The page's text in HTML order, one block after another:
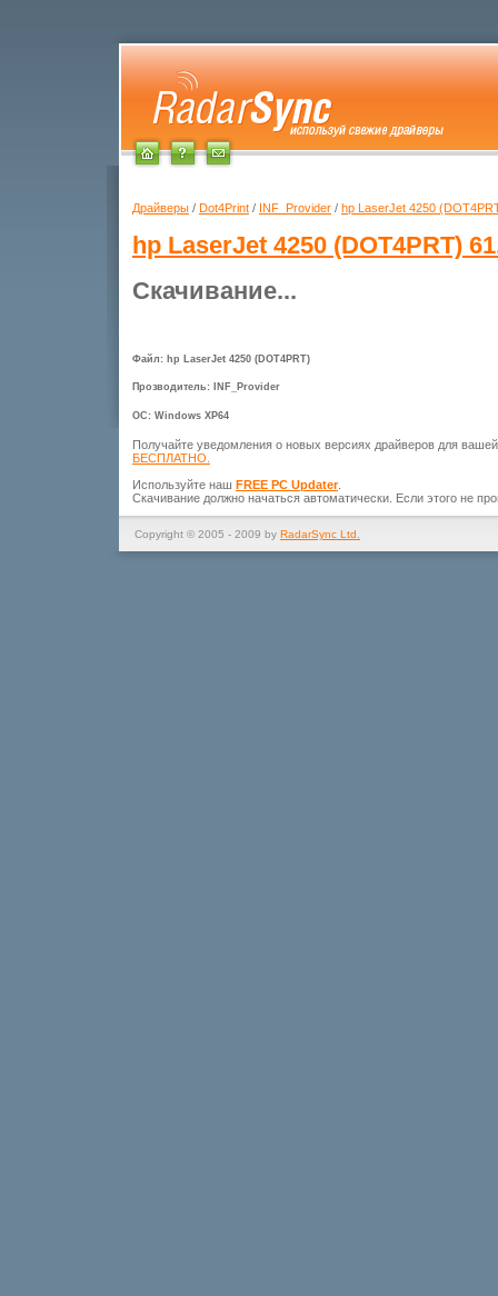
Драйверы / Dot4Print / INF_Provider / hp LaserJet 4250
hp LaserJet 4250 (DOT4PRT)
Скачивание...
Файл: hp LaserJet 4250 (DOT4PRT)
Прозводитель: INF_Provider
ОС: Windows XP64
Получайте уведомления о новых версиях драйверов для
БЕСПЛАТНО.
Используйте наш FREE PC Updater.
Скачивание должно начаться автоматически. Если этого не
Copyright © 2005 - 2009 by RadarSync Ltd.